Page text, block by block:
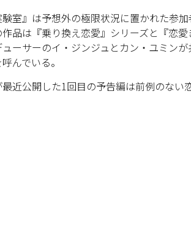
験室』は予想外の極限状況に置かれた参
品は『乗り換え恋愛』シリーズと『恋
ューサーのイ・ジンジュとカン・ユミン
んでいる。
近公開した1回目の予告編は前例のない